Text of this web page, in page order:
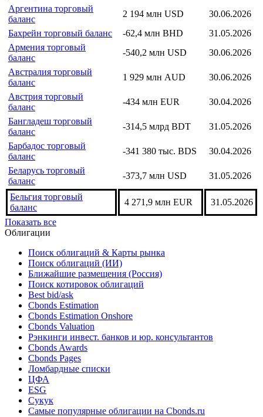
Аргентина торговый
баланс
2 194 млн USD
30.06.2026
Бахрейн торговый баланс
-62,4 млн BHD
31.05.2026
Армения торговый
баланс
-540,2 млн USD
30.06.2026
Австралия торговый
баланс
1 929 млн AUD
30.06.2026
Австрия торговый
баланс
-434 млн EUR
30.04.2026
Бангладеш торговый
баланс
-314,5 млрд BDT
31.05.2026
Барбадос торговый
баланс
-341 380 тыс. BDS
30.04.2026
Беларусь торговый
баланс
-373,7 млн USD 31.05.2026
Бельгия торговый
баланс
4 271,9 млн EUR
31.05.2026
Показать все
Облигации
Поиск облигаций & Карты рынка
Поиск облигаций (ИИ)
Ближайшие размещения (Россия)
Поиск котировок облигаций
Best bid/ask
Cbonds Estimation
Cbonds Estimation Onshore
Cbonds Valuation
Рэнкинги инвест. банков и юр. консультантов
Cbonds Awards
Cbonds Pages
Ломбардные списки
ЦФА
ESG
Сукук
Самые популярные облигации на Cbonds.ru